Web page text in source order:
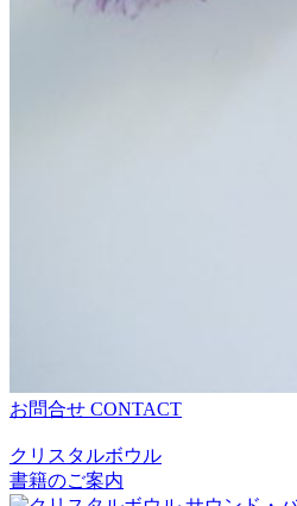
お問合せ CONTACT
クリスタルボウル
書籍のご案内